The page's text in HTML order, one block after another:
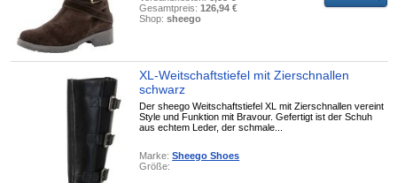
Gesamtpreis:126,94 €
Shop:sheego
XL-Weitschaftstiefel mit Zierschnallen
schwarz
Der sheego Weitschaftstiefel XL mit Zierschnallen vereint
Style und Funktion mit Bravour. Gefertigt ist der Schuh
aus echtem Leder, der schmale...
Marke:Sheego Shoes
Größe: